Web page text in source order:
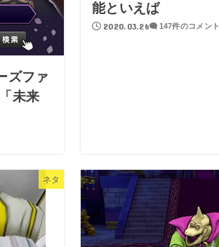
ズファ
未来
能といえば
2020.03.26 147件のコメント
ネタ